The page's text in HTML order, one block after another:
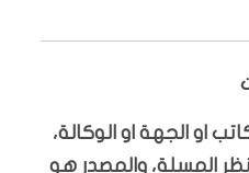
او الجهة او الوكالة،
المسلة، والمصدر هو